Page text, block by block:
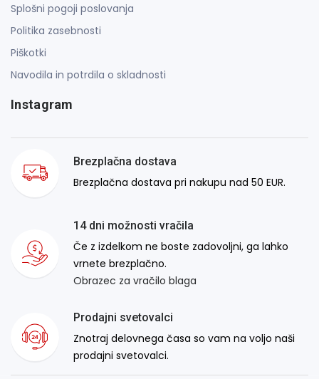
Splošni pogoji poslovanja
Politika zasebnosti
Piškotki
Navodila in potrdila o skladnosti
Instagram
Brezplačna dostava
Brezplačna dostava pri nakupu nad 50 EUR.
14 dni možnosti vračila
Če z izdelkom ne boste zadovoljni, ga lahko
vrnete brezplačno.
Obrazec za vračilo blaga
Prodajni svetovalci
Znotraj delovnega časa so vam na voljo naši
prodajni svetovalci.